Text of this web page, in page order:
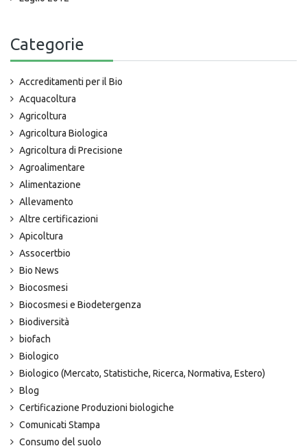
Categorie
Accreditamenti per il Bio
Acquacoltura
Agricoltura
Agricoltura Biologica
Agricoltura di Precisione
Agroalimentare
Alimentazione
Allevamento
Altre certificazioni
Apicoltura
Assocertbio
Bio News
Biocosmesi
Biocosmesi e Biodetergenza
Biodiversità
biofach
Biologico
Biologico (Mercato, Statistiche, Ricerca, Normativa, Estero)
Blog
Certificazione Produzioni biologiche
Comunicati Stampa
Consumo del suolo